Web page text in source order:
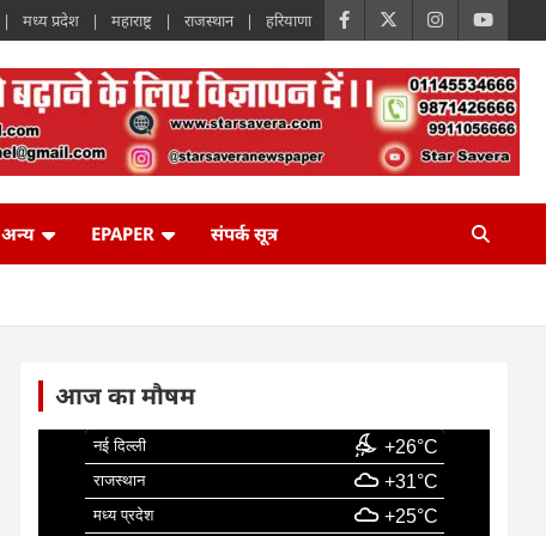
मध्य प्रदेश महाराष्ट्र राजस्थान हरियाणा
अन्य EPAPER संपर्क सूत्र
आज का मौषम
नई दिल्ली +26°C
राजस्थान +31°C
मध्य प्रदेश +25°C